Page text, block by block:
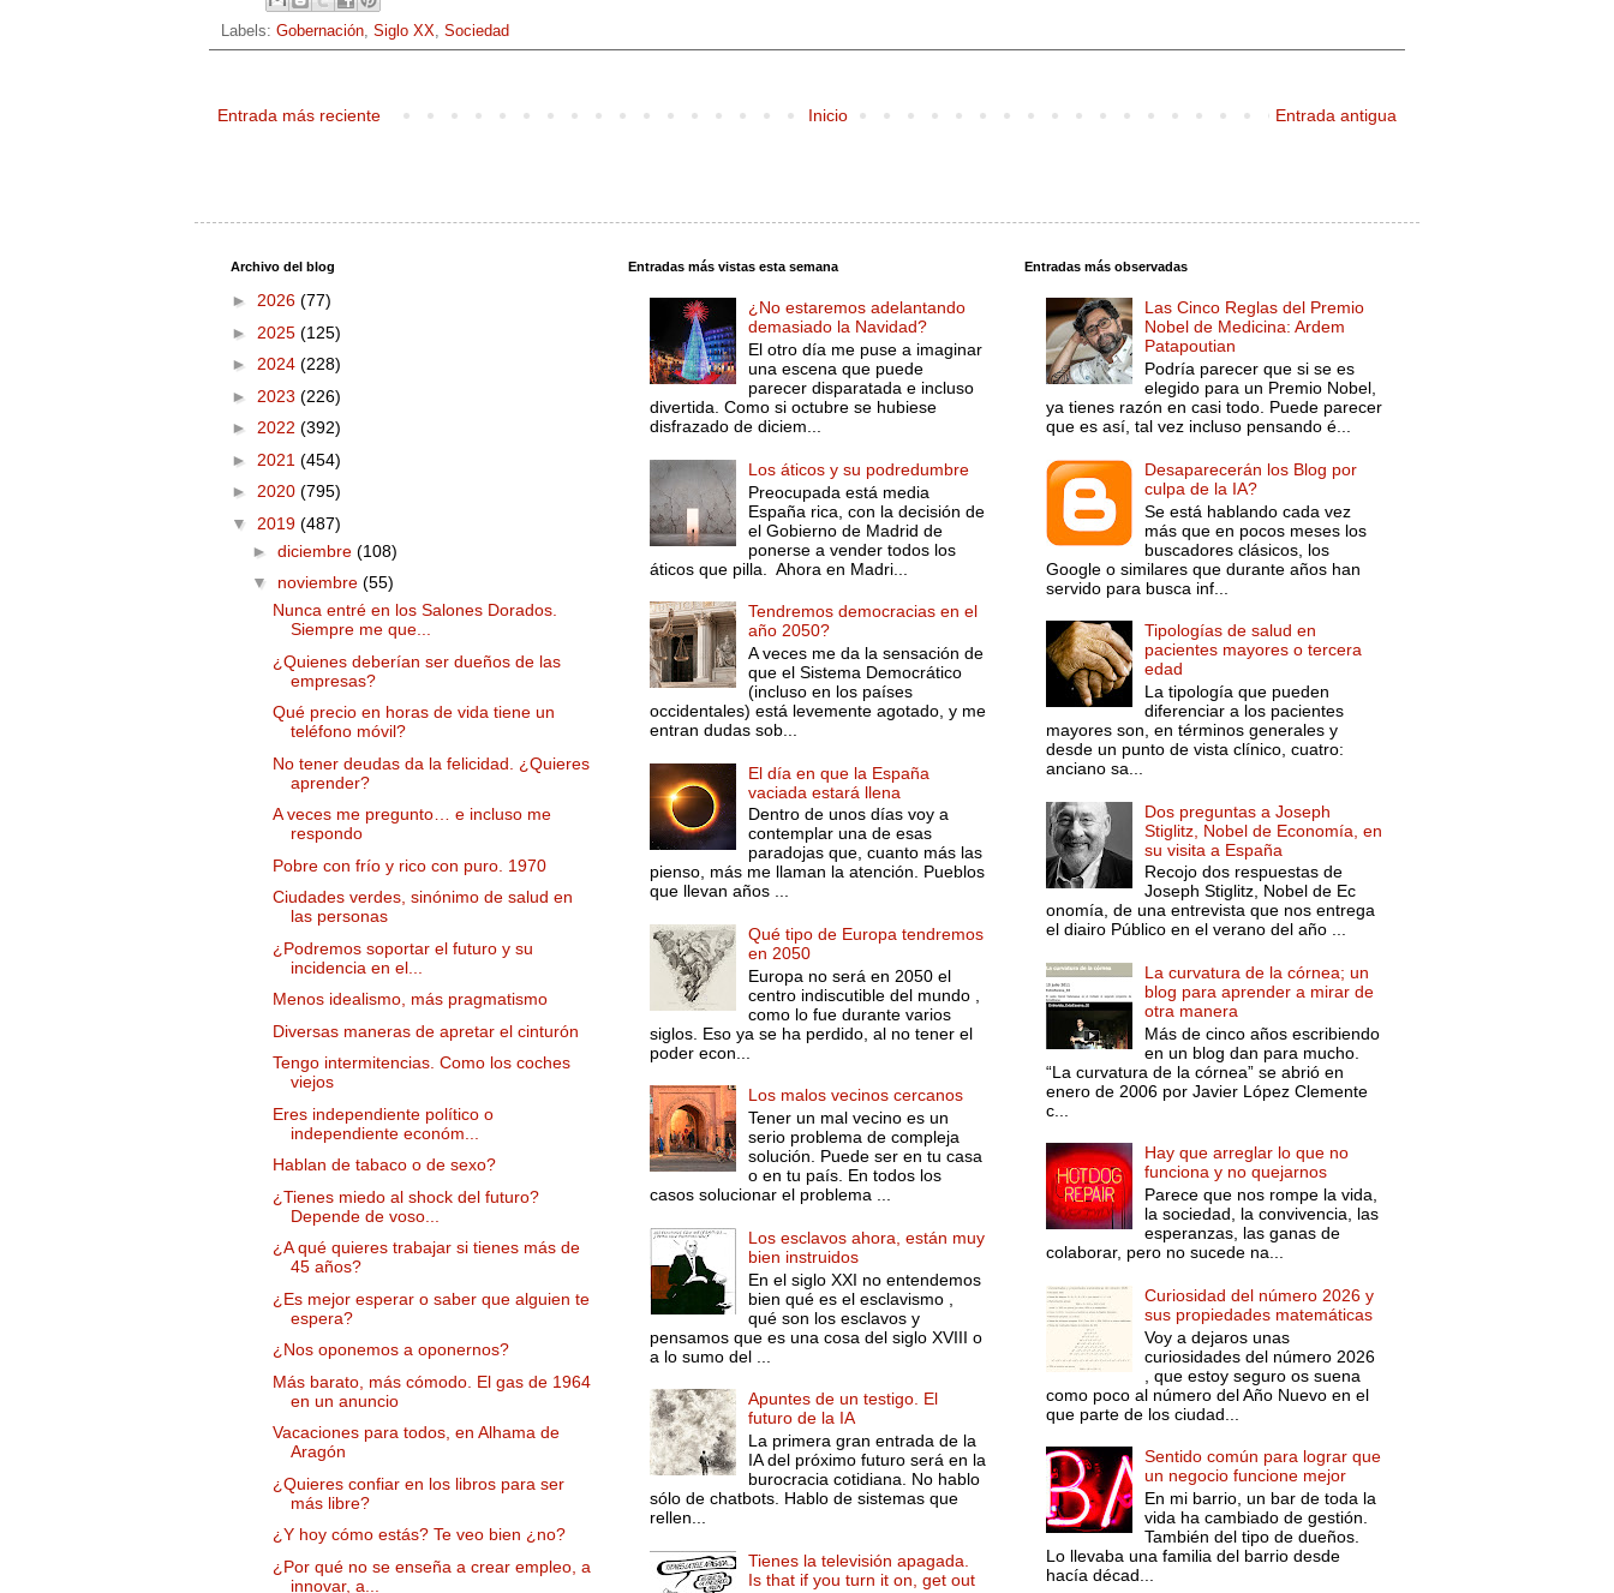
Labels: Gobernación Siglo XX Sociedad
Entrada más reciente Entrada antigua
Inicio
Archivo del blog
► 2026 (77)
► 2025 (125)
► 2024 (228)
► 2023 (226)
► 2022 (392)
► 2021 (454)
► 2020 (795)
▼ 2019 (487)
► diciembre (108)
▼ noviembre (55)
Nunca entré en los Salones Dorados.
Siempre me que...
¿Quienes deberían ser dueños de las
empresas?
Qué precio en horas de vida tiene un
teléfono móvil?
No tener deudas da la felicidad. ¿Quieres
aprender?
A veces me pregunto… e incluso me
respondo
Pobre con frío y rico con puro. 1970
Ciudades verdes, sinónimo de salud en
las personas
¿Podremos soportar el futuro y su
incidencia en el...
Menos idealismo, más pragmatismo
Diversas maneras de apretar el cinturón
Tengo intermitencias. Como los coches
viejos
Eres independiente político o
independiente económ...
Hablan de tabaco o de sexo?
¿Tienes miedo al shock del futuro?
Depende de voso...
¿A qué quieres trabajar si tienes más de
45 años?
¿Es mejor esperar o saber que alguien te
espera?
¿Nos oponemos a oponernos?
Más barato, más cómodo. El gas de 1964
en un anuncio
Vacaciones para todos, en Alhama de
Aragón
¿Quieres confiar en los libros para ser
más libre?
¿Y hoy cómo estás? Te veo bien ¿no?
¿Por qué no se enseña a crear empleo, a
innovar, a...
Entradas más vistas esta semana
¿No estaremos adelantando
demasiado la Navidad?
El otro día me puse a imaginar
una escena que puede
parecer disparatada e incluso
divertida. Como si octubre se hubiese
disfrazado de diciem...
Los áticos y su podredumbre
Preocupada está media
España rica, con la decisión de
el Gobierno de Madrid de
ponerse a vender todos los
áticos que pilla. Ahora en Madri...
Tendremos democracias en el
año 2050?
A veces me da la sensación de
que el Sistema Democrático
(incluso en los países
occidentales) está levemente agotado, y me
entran dudas sob...
El día en que la España
vaciada estará llena
Dentro de unos días voy a
contemplar una de esas
paradojas que, cuanto más las
pienso, más me llaman la atención. Pueblos
que llevan años ...
Qué tipo de Europa tendremos
en 2050
Europa no será en 2050 el
centro indiscutible del mundo ,
como lo fue durante varios
siglos. Eso ya se ha perdido, al no tener el
poder econ...
Los malos vecinos cercanos
Tener un mal vecino es un
serio problema de compleja
solución. Puede ser en tu casa
o en tu país. En todos los
casos solucionar el problema ...
Los esclavos ahora, están muy
bien instruidos
En el siglo XXI no entendemos
bien qué es el esclavismo ,
qué son los esclavos y
pensamos que es una cosa del siglo XVIII o
a lo sumo del ...
Apuntes de un testigo. El
futuro de la IA
La primera gran entrada de la
IA del próximo futuro será en la
burocracia cotidiana. No hablo
sólo de chatbots. Hablo de sistemas que
rellen...
Tienes la televisión apagada.
Is that if you turn it on, get out
Entradas más observadas
Las Cinco Reglas del Premio
Nobel de Medicina: Ardem
Patapoutian
Podría parecer que si se es
elegido para un Premio Nobel,
ya tienes razón en casi todo. Puede parecer
que es así, tal vez incluso pensando é...
Desaparecerán los Blog por
culpa de la IA?
Se está hablando cada vez
más que en pocos meses los
buscadores clásicos, los
Google o similares que durante años han
servido para busca inf...
Tipologías de salud en
pacientes mayores o tercera
edad
La tipología que pueden
diferenciar a los pacientes
mayores son, en términos generales y
desde un punto de vista clínico, cuatro:
anciano sa...
Dos preguntas a Joseph
Stiglitz, Nobel de Economía, en
su visita a España
Recojo dos respuestas de
Joseph Stiglitz, Nobel de Ec
onomía, de una entrevista que nos entrega
el diairo Público en el verano del año ...
La curvatura de la córnea; un
blog para aprender a mirar de
otra manera
Más de cinco años escribiendo
en un blog dan para mucho.
“La curvatura de la córnea” se abrió en
enero de 2006 por Javier López Clemente
c...
Hay que arreglar lo que no
funciona y no quejarnos
Parece que nos rompe la vida,
la sociedad, la convivencia, las
esperanzas, las ganas de
colaborar, pero no sucede na...
Curiosidad del número 2026 y
sus propiedades matemáticas
Voy a dejaros unas
curiosidades del número 2026
, que estoy seguro os suena
como poco al número del Año Nuevo en el
que parte de los ciudad...
Sentido común para lograr que
un negocio funcione mejor
En mi barrio, un bar de toda la
vida ha cambiado de gestión.
También del tipo de dueños.
Lo llevaba una familia del barrio desde
hacía décad...